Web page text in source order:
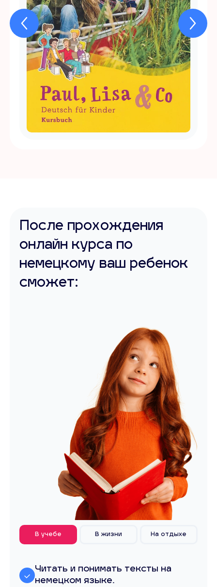
После прохождения
онлайн курса по
немецкому ваш ребенок
сможет:
В учебе В жизни На отдыхе
Читать и понимать тексты на
немецком языке.